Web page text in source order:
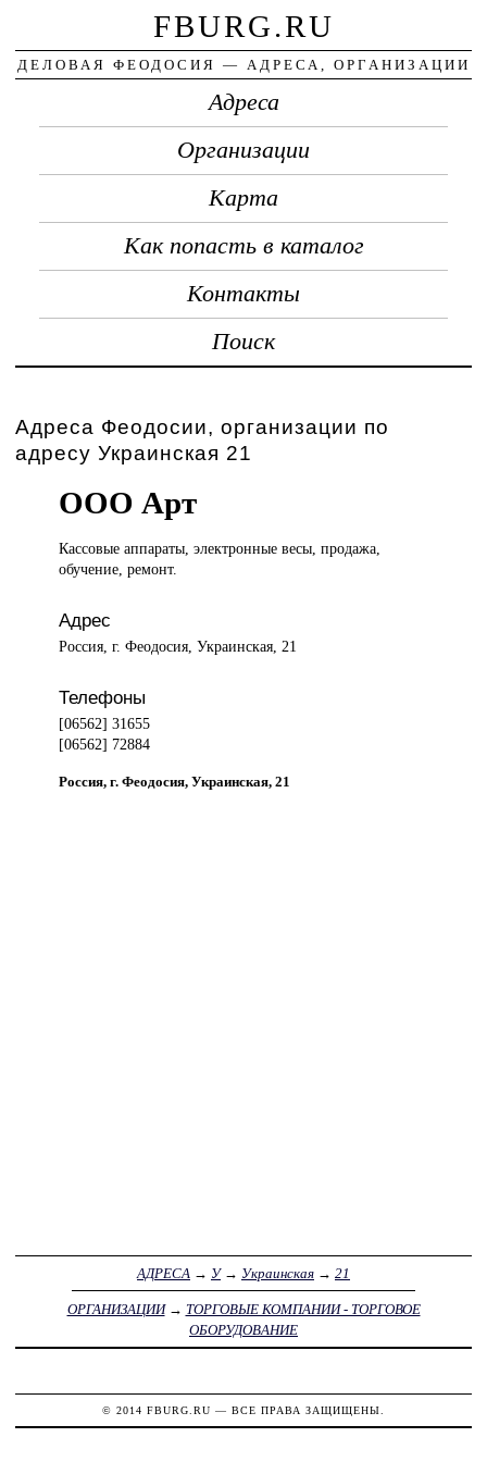
FBURG.RU
ДЕЛОВАЯ ФЕОДОСИЯ — АДРЕСА, ОРГАНИЗАЦИИ
Адреса
Организации
Карта
Как попасть в каталог
Контакты
Поиск
Адреса Феодосии, организации по
адресу Украинская 21
ООО Арт
Кассовые аппараты,электронные весы, продажа,
обучение, ремонт.
Адрес
Россия, г. Феодосия, Украинская, 21
Телефоны
[06562] 31655
[06562] 72884
Россия, г. Феодосия, Украинская, 21
АДРЕСА → У→ Украинская → 21
ОРГАНИЗАЦИИ→ ТОРГОВЫЕ КОМПАНИИ - ТОРГОВОЕ
ОБОРУДОВАНИЕ
© 2014 FBURG.RU — ВСЕ ПРАВА ЗАЩИЩЕНЫ.